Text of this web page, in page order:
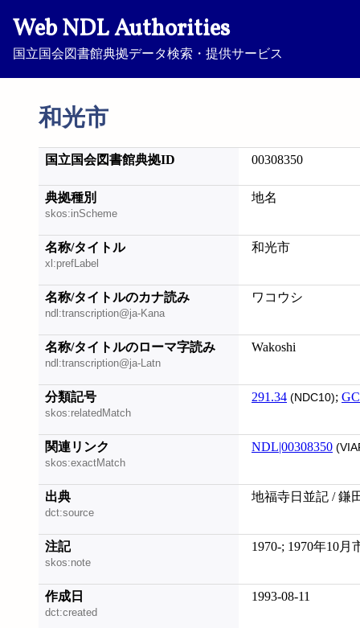
Web NDL Authorities
国立国会図書館典拠データ検索・提供サービス
和光市
国立国会図書館典拠ID 00308350
典拠種別
skos:inScheme
地名
名称/タイトル
xl:prefLabel
和光市
名称/タイトルのカナ読み
ndl:transcription@ja-Kana
ワコウシ
名称/タイトルのローマ字読み
ndl:transcription@ja-Latn
Wakoshi
分類記号
skos:relatedMatch
291.34 (NDC10);
関連リンク
skos:exactMatch
NDL|00308350
出典
dct:source
地福寺日並記 / 鎌
注記
skos:note
1970-; 1970年10月
作成日
dct:created
1993-08-11